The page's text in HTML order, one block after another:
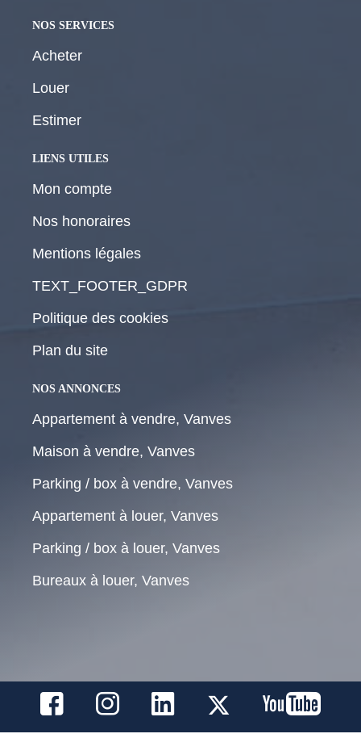
NOS SERVICES
Acheter
Louer
Estimer
LIENS UTILES
Mon compte
Nos honoraires
Mentions légales
TEXT_FOOTER_GDPR
Politique des cookies
Plan du site
NOS ANNONCES
Appartement à vendre, Vanves
Maison à vendre, Vanves
Parking / box à vendre, Vanves
Appartement à louer, Vanves
Parking / box à louer, Vanves
Bureaux à louer, Vanves